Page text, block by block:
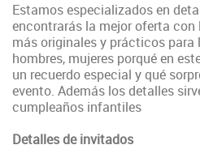
Estamos especializados en
encontrarás la mejor oferta
más originales y prácticos para
hombres, mujeres porqué en
un recuerdo especial y qué
evento. Además los detalles
cumpleaños infantiles
Detalles de invitados